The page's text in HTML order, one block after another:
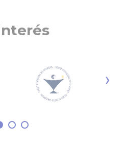
fotoquímica
la pérdida parcial o
distorsión de las
en segundos o
›